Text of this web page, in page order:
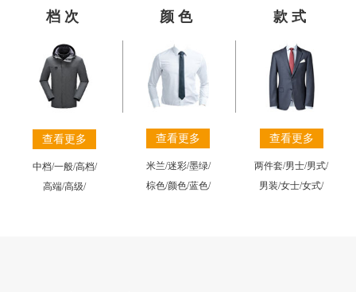
档次
查看更多
中档/一般/高档/
高端/高级/
颜色
查看更多
米兰/迷彩/墨绿/
棕色/颜色/蓝色/
款式
查看更多
两件套/男士/男式/
男装/女士/女式/